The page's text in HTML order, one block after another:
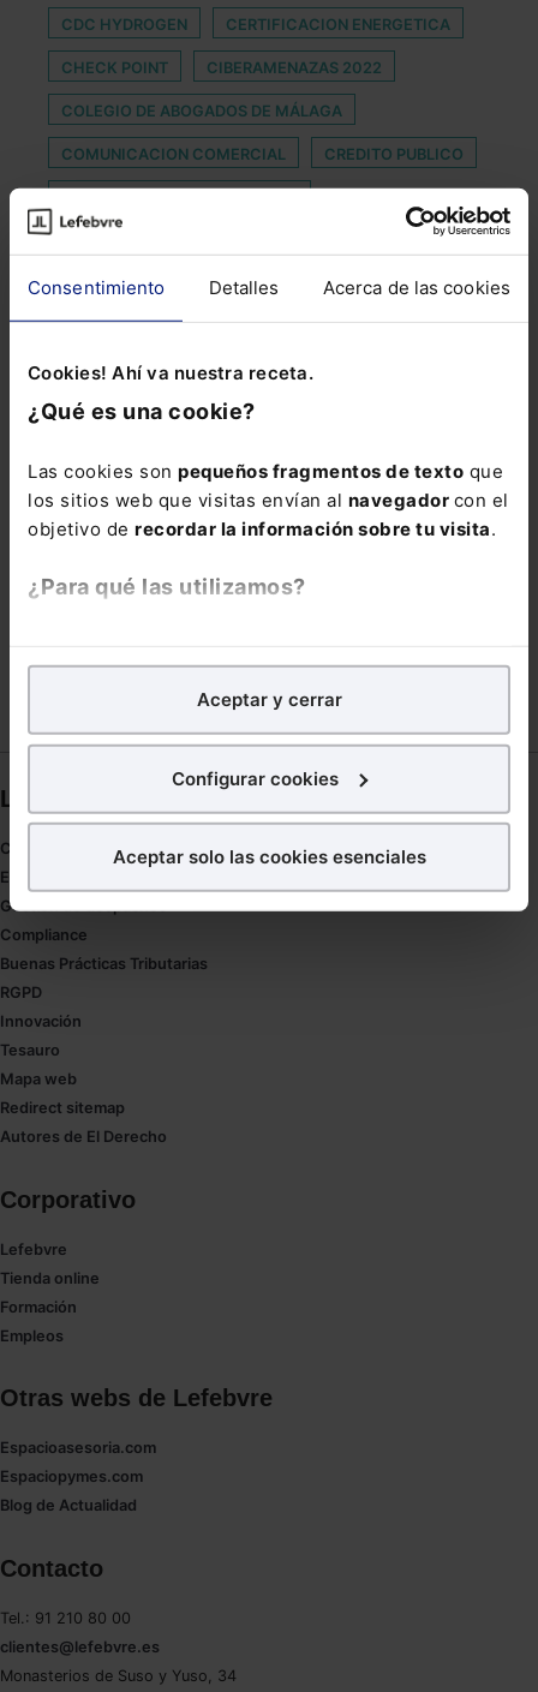
Consentimiento Detalles Acerca de las cookies
Cookies! Ahí va nuestra receta.
¿Qué es una cookie?
Las cookies son pequeños fragmentos de texto que
los sitios web que visitas envían al navegador con el
objetivo de recordar la información sobre tu visita.
¿Para qué las utilizamos?
analíticospara tratar demejorar tu experienciaen
nuestra página web. También con fines publicitarios,
para poder mostrarte publicidad y contenidos de tu
¿Qué puedes hacer?
en la web sea óptima
Puedes
todas las cookies excepto aquellas imprescindibles.
También puedes
seleccionar solo aquellas que quieras permitir en tu
navegador. Si no seleccionas ninguna utilizaremos
las que sean indispensables para la navegación.
Saber más acerca de las cookies
Aceptar y cerrar
Configurar cookies
Aceptar solo las cookies esenciales
CDC HYDROGEN CERTIFICACION ENERGETICA
CHECK POINT CIBERAMENAZAS 2022
COLEGIO DE ABOGADOS DE MÁLAGA
COMUNICACION COMERCIAL CREDITO PUBLICO
ESTAFA
ÉTICA JUDICIAL HUELLA DE VOZ
ICAMÁLAGA IMPAGO DE HIPOTECA
INMEDIATAS LLOYD´S REGISTER
NOTIFICACIÓN ELECTRÓNICA
RECONOCIMIENTO BIOMÉTRICO
REPRESENTACIÓN PARITARIA
Links directos
Coronavirus
Estudio de salud abogacía
Gestión de despachos
Compliance
Buenas Prácticas Tributarias
RGPD
Innovación
Tesauro
Mapa web
Redirect sitemap
Autores de El Derecho
Corporativo
Lefebvre
Tienda online
Formación
Empleos
Otras webs de Lefebvre
Espacioasesoria.com
Espaciopymes.com
Blog de Actualidad
Contacto
Tel.: 91 210 80 00
clientes@lefebvre.es
Monasterios de Suso y Yuso, 34